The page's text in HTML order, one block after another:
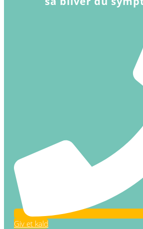
Giv et kald